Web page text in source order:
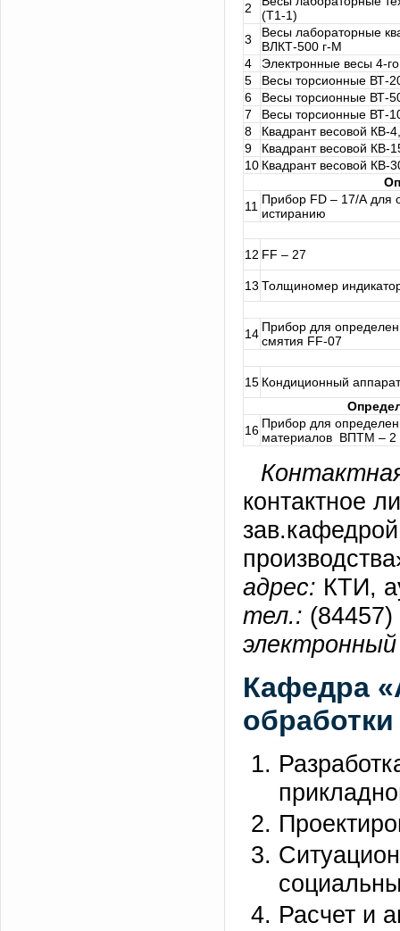
2
(Т1-1)
3
Весы лабораторные
ВЛКТ-500 г-М
4
Электронные весы 4-
5
Весы торсионные ВТ-
6
Весы торсионные ВТ-
7
Весы торсионные ВТ-
8
Квадрант весовой КВ-
9
Квадрант весовой КВ-
10 Квадрант весовой КВ-
11 Прибор FD – 17/А для
истиранию
12 FF – 27
13 Толщиномер
14 Прибор для
смятия FF-07
15 Кондиционный
16 Прибор для
материалов ВПТМ – 2
контактное
зав.кафедрой
адрес: КТИ,
тел.:
Кафедра
Расчет и